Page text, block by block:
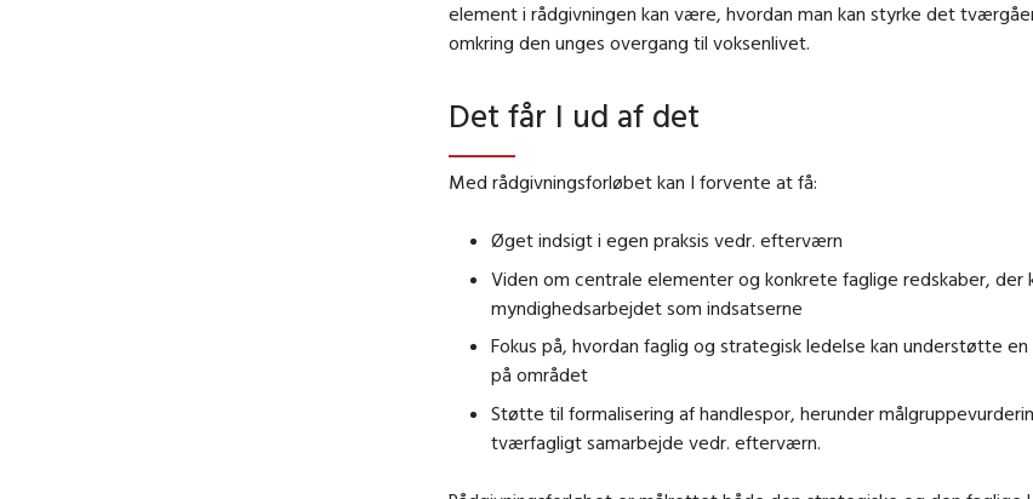
element i rådgivningen kan være, hvordan man kan styrke det
omkring den unges overgang til voksenlivet.
Det får I ud af det
Med rådgivningsforløbet kan I forvente at få:
Øget indsigt i egen praksis vedr. efterværn
Viden om centrale elementer og konkrete faglige redskaber, der
myndighedsarbejdet som indsatserne
Fokus på, hvordan faglig og strategisk ledelse kan understøtte
på området
Støtte til formalisering af handlespor, herunder
tværfagligt samarbejde vedr. efterværn.